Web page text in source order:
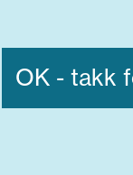
OK - takk